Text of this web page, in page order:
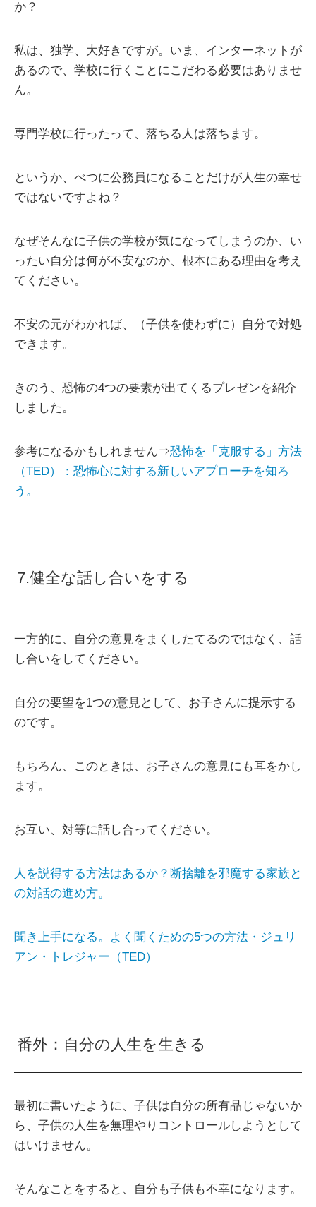
か？
私は、独学、大好きですが。いま、インターネットが
あるので、学校に行くことにこだわる必要はありませ
ん。
専門学校に行ったって、落ちる人は落ちます。
というか、べつに公務員になることだけが人生の幸せ
ではないですよね？
なぜそんなに子供の学校が気になってしまうのか、い
ったい自分は何が不安なのか、根本にある理由を考え
てください。
不安の元がわかれば、（子供を使わずに）自分で対処
できます。
きのう、恐怖の4つの要素が出てくるプレゼンを紹介
しました。
参考になるかもしれません⇒恐怖を「克服する」方法
（TED）：恐怖心に対する新しいアプローチを知ろ
う。
7.健全な話し合いをする
一方的に、自分の意見をまくしたてるのではなく、話
し合いをしてください。
自分の要望を1つの意見として、お子さんに提示する
のです。
もちろん、このときは、お子さんの意見にも耳をかし
ます。
お互い、対等に話し合ってください。
人を説得する方法はあるか？断捨離を邪魔する家族と
の対話の進め方。
聞き上手になる。よく聞くための5つの方法・ジュリ
アン・トレジャー（TED）
番外：自分の人生を生きる
最初に書いたように、子供は自分の所有品じゃないか
ら、子供の人生を無理やりコントロールしようとして
はいけません。
そんなことをすると、自分も子供も不幸になります。